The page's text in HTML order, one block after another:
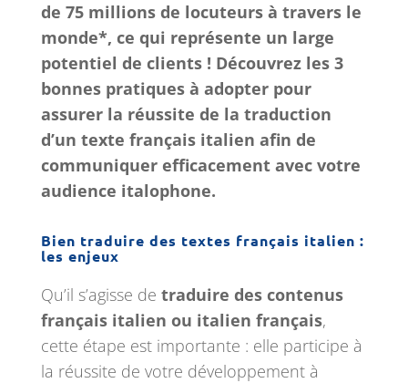
de 75 millions de locuteurs à travers le
monde*, ce qui représente un large
potentiel de clients ! Découvrez les 3
bonnes pratiques à adopter pour
assurer la réussite de la traduction
d’un texte français italien afin de
communiquer efficacement avec votre
audience italophone.
Bien traduire des textes français italien :
les enjeux
Qu’il s’agisse de traduire des contenus
français italien ou italien français,
cette étape est importante : elle participe à
la réussite de votre développement à